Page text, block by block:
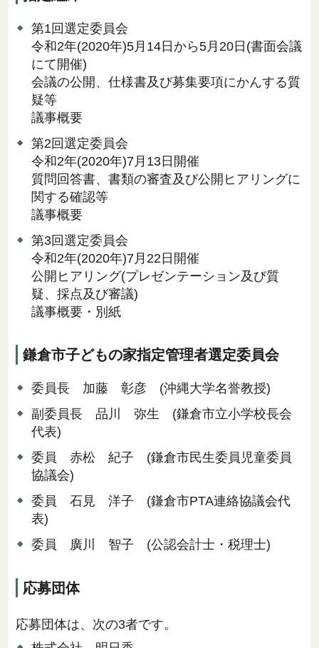
第1回選定委員会
令和2年(2020年)5月14日から5月20日(書面会議
にて開催)
会議の公開、仕様書及び募集要項にかんする質
疑等
議事概要
第2回選定委員会
令和2年(2020年)7月13日開催
質問回答書、書類の審査及び公開ヒアリングに
関する確認等
議事概要
第3回選定委員会
令和2年(2020年)7月22日開催
公開ヒアリング(プレゼンテーション及び質
疑、採点及び審議)
議事概要・別紙
鎌倉市子どもの家指定管理者選定委員会
委員長 加藤 彰彦 (沖縄大学名誉教授)
副委員長 品川 弥生 (鎌倉市立小学校長会
代表)
委員 赤松 紀子 (鎌倉市民生委員児童委員
協議会)
委員 石見 洋子 (鎌倉市PTA連絡協議会代
表)
委員 廣川 智子 (公認会計士・税理士)
応募団体
応募団体は、次の3者です。